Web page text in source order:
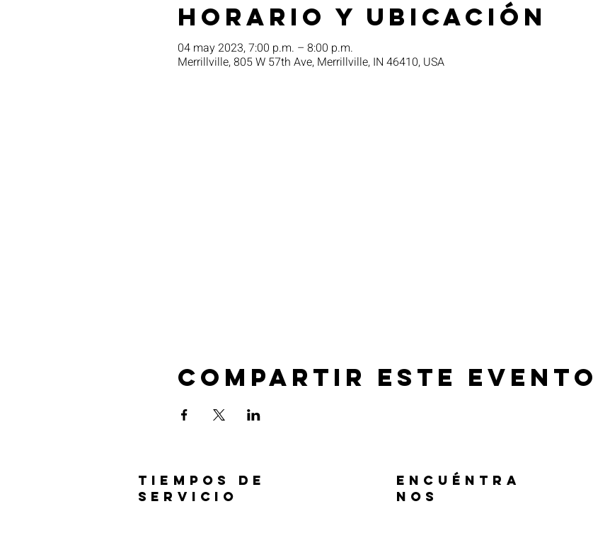
Horario y ubicación
04 may 2023, 7:00 p.m. – 8:00 p.m.
Merrillville, 805 W 57th Ave, Merrillville, IN 46410, USA
Compartir este evento
TIEMPOS DE
SERVICIO
ENCUÉNTRA
NOS